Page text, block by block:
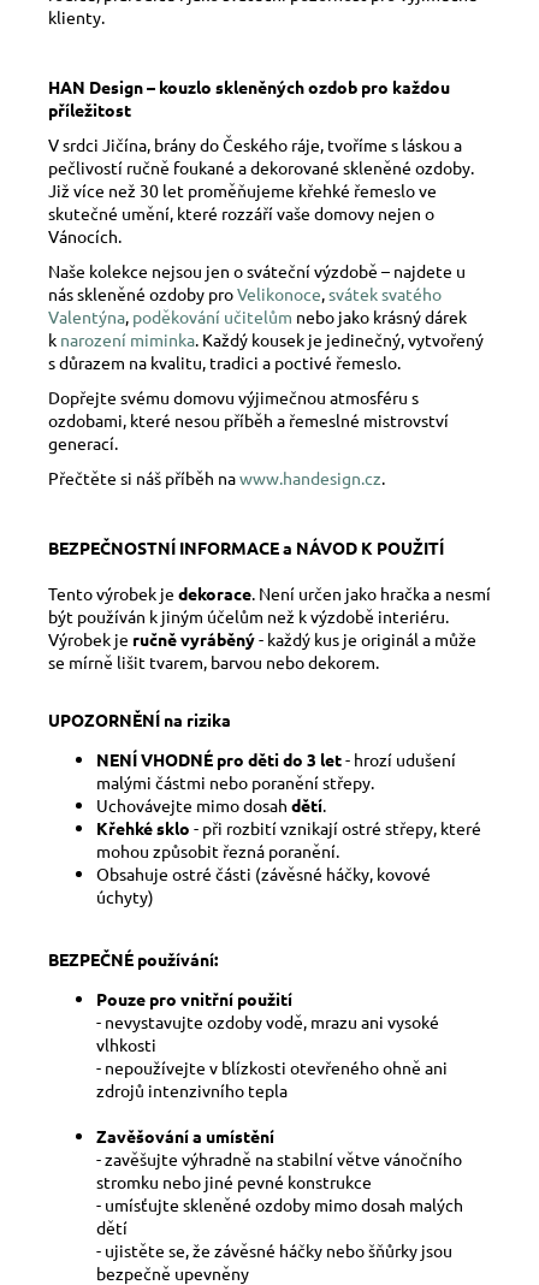
klienty.
HAN Design – kouzlo skleněných ozdob pro každou
příležitost
V srdci Jičína, brány do Českého ráje, tvoříme s láskou a
pečlivostí ručně foukané a dekorované skleněné ozdoby.
Již více než 30 let proměňujeme křehké řemeslo ve
skutečné umění, které rozzáří vaše domovy nejen o
Vánocích.
Naše kolekce nejsou jen o sváteční výzdobě – najdete u
nás skleněné ozdoby proVelikonoce,svátek svatého
Valentýna, poděkování učitelům nebo jako krásný dárek
k narození miminka. Každý kousek je jedinečný, vytvořený
s důrazem na kvalitu, tradici a poctivé řemeslo.
Dopřejte svému domovu výjimečnou atmosféru s
ozdobami, které nesou příběh a řemeslné mistrovství
generací.
Přečtěte si náš příběh nawww.handesign.cz.
BEZPEČNOSTNÍ INFORMACE a NÁVOD K POUŽITÍ
Tento výrobek je dekorace. Není určen jako hračka a nesmí
být používán k jiným účelům než k výzdobě interiéru.
Výrobek je ručně vyráběný- každý kus je originál a může
se mírně lišit tvarem, barvou nebo dekorem.
UPOZORNĚNÍ na rizika
NENÍ VHODNÉ pro děti do 3 let- hrozí udušení
malými částmi nebo poranění střepy.
Uchovávejte mimo dosah dětí.
Křehké sklo - při rozbití vznikají ostré střepy, které
mohou způsobit řezná poranění.
Obsahuje ostré části (závěsné háčky, kovové
úchyty)
BEZPEČNÉ používání:
Pouze pro vnitřní použití
- nevystavujte ozdoby vodě, mrazu ani vysoké
vlhkosti
- nepoužívejte v blízkosti otevřeného ohně ani
zdrojů intenzivního tepla
Zavěšování a umístění
- zavěšujte výhradně na stabilní větve vánočního
stromku nebo jiné pevné konstrukce
- umísťujte skleněné ozdoby mimo dosah malých
dětí
- ujistěte se, že závěsné háčky nebo šňůrky jsou
bezpečně upevněny